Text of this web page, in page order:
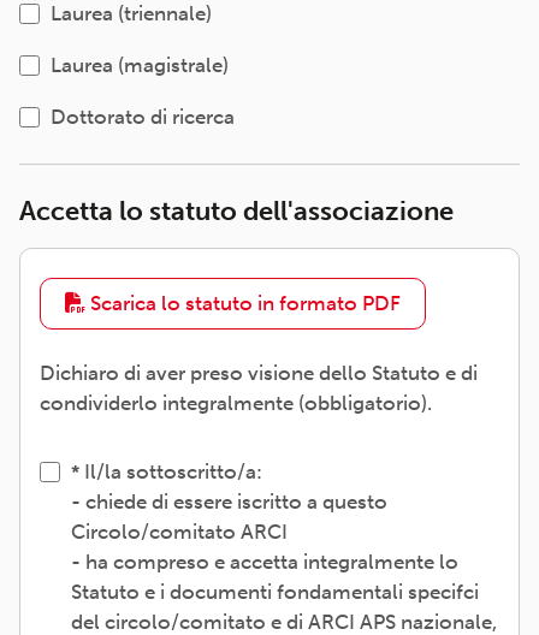
Laurea (triennale)
Laurea (magistrale)
Dottorato di ricerca
Accetta lo statuto dell'associazione
Scarica lo statuto in formato PDF
Dichiaro di aver preso visione dello Statuto e di
condividerlo integralmente (obbligatorio).
Il/la sottoscritto/a:
- chiede di essere iscritto a questo
Circolo/comitato ARCI
- ha compreso e accetta integralmente lo
Statuto e i documenti fondamentali specifci
del circolo/comitato e di ARCI APS nazionale,